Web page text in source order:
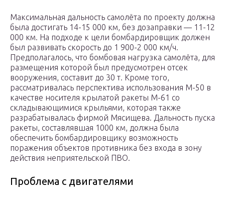
Максимальная дальность самолёта по проекту должна
была достигать 14-15 000 км, без дозаправки — 11-12
000 км. На подходе к цели бомбардировщик должен
был развивать скорость до 1 900-2 000 км/ч.
Предполагалось, что бомбовая нагрузка самолёта, для
размещения которой был предусмотрен отсек
вооружения, составит до 30 т. Кроме того,
рассматривалась перспектива использования М-50 в
качестве носителя крылатой ракеты М-61 со
складывающимися крыльями, которая также
разрабатывалась фирмой Мясищева. Дальность пуска
ракеты, составлявшая 1000 км, должна была
обеспечить бомбардировщику возможность
поражения объектов противника без входа в зону
действия неприятельской ПВО.
Проблема с двигателями